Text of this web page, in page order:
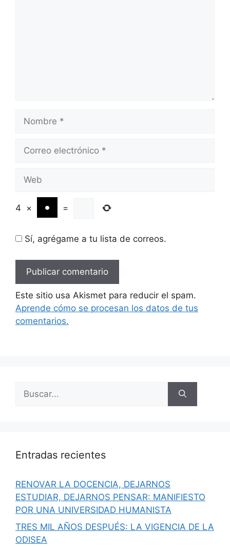
Nombre
Correo
Web
4 × =
Sí, agrégame a tu lista de correos.
Este sitio usa Akismet para reducir el spam.
Aprende cómo se procesan los datos de tus
comentarios.
Entradas recientes
RENOVAR LA DOCENCIA, DEJARNOS
ESTUDIAR, DEJARNOS PENSAR: MANIFIESTO
POR UNA UNIVERSIDAD HUMANISTA
TRES MIL AÑOS DESPUÉS: LA VIGENCIA DE LA
ODISEA